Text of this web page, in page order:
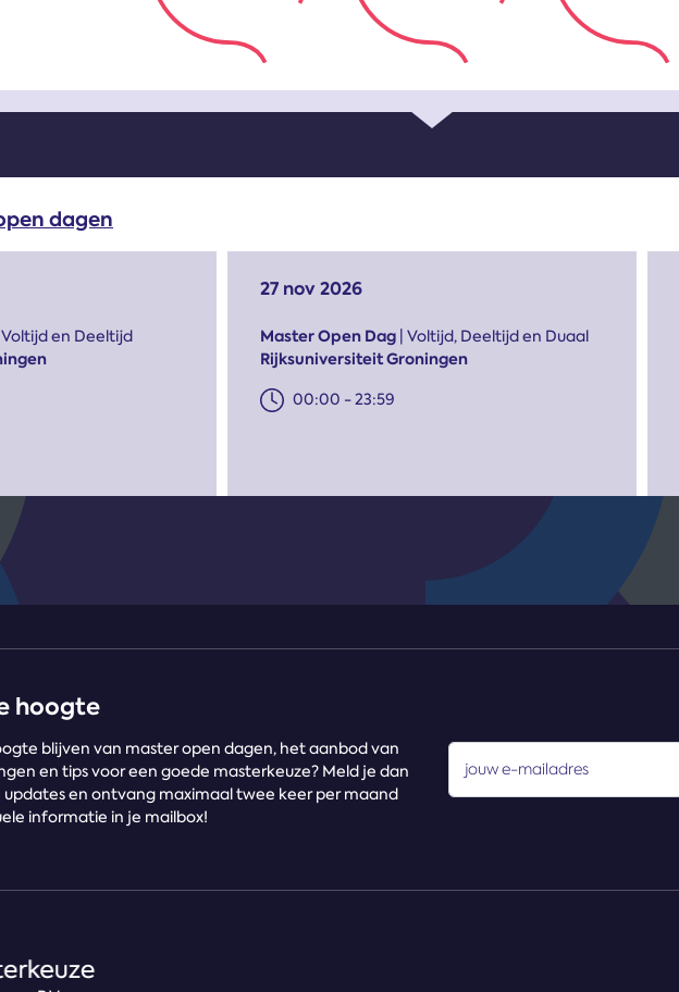
dagen
| Voltijd en Deeltijd
27 nov 2026
Master Open Dag| Voltijd, Deeltijd en Duaal
Rijksuniversiteit Groningen
00:00 - 23:59
hoogte
blijven van master open dagen, het aanbod van
en tips voor een goede masterkeuze? Meld je dan
updates en ontvang maximaal twee keer per maand
informatie in je mailbox!
jouw e-mailadres